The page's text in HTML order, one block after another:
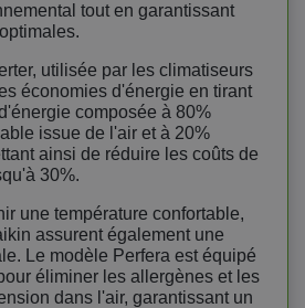
tout en garantissant
utilisée par les climatiseurs
économies d'énergie en tirant
composée à 80%
issue de l'air et à 20%
ainsi de réduire les coûts de
30%.
une température confortable,
assurent également une
Le modèle Perfera est équipé
éliminer les allergènes et les
dans l'air, garantissant un